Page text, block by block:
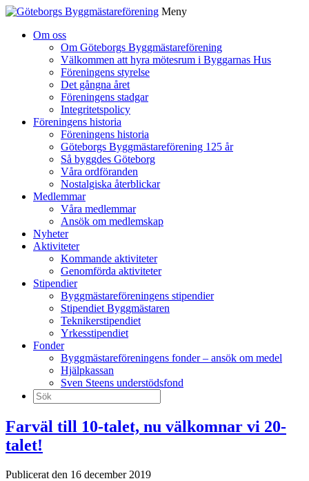
Meny
Om oss
Om Göteborgs Byggmästareförening
Välkommen att hyra mötesrum i Byggarnas Hus
Föreningens styrelse
Det gångna året
Föreningens stadgar
Integritetspolicy
Föreningens historia
Föreningens historia
Göteborgs Byggmästareförening 125 år
Så byggdes Göteborg
Våra ordföranden
Nostalgiska återblickar
Medlemmar
Våra medlemmar
Ansök om medlemskap
Nyheter
Aktiviteter
Kommande aktiviteter
Genomförda aktiviteter
Stipendier
Byggmästareföreningens stipendier
Stipendiet Byggmästaren
Teknikerstipendiet
Yrkesstipendiet
Fonder
Byggmästareföreningens fonder – ansök om medel
Hjälpkassan
Sven Steens understödsfond
Sök
efter:
Farväl till 10-talet, nu välkomnar vi 20-
talet!
Publicerat den 16 december 2019